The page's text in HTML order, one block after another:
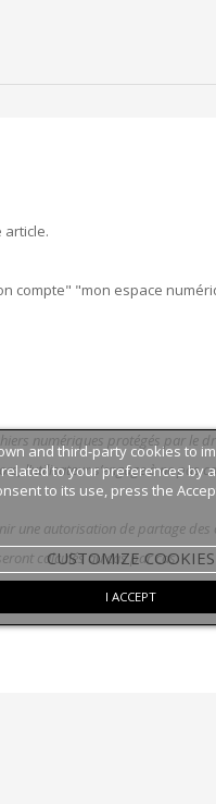
article.
compte" "mon espace
numériques protégés par
l’utilisateur s’engage à ne
une autorisation de partage
calculés au cas par cas.
and third-party cookies to
to your preferences by
to its use, press the
CUSTOMIZE COOKIES
I ACCEPT